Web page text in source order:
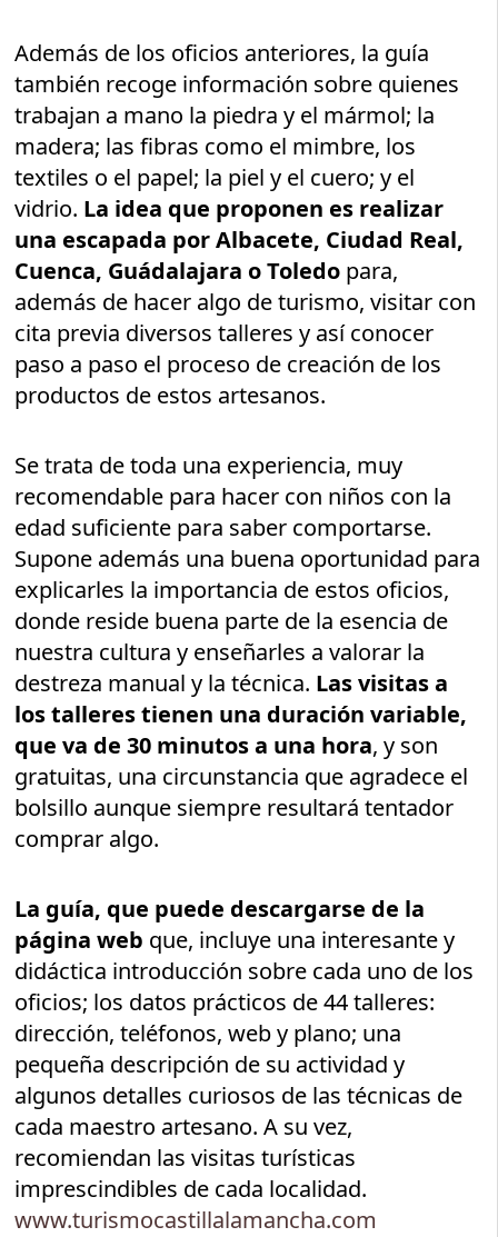
Además de los oficios anteriores, la guía
también recoge información sobre quienes
trabajan a mano la piedra y el mármol; la
madera; las fibras como el mimbre, los
textiles o el papel; la piel y el cuero; y el
vidrio. La idea que proponen es realizar
una escapada por Albacete, Ciudad Real,
Cuenca, Guádalajara o Toledo para,
además de hacer algo de turismo, visitar con
cita previa diversos talleres y así conocer
paso a paso el proceso de creación de los
productos de estos artesanos.
Se trata de toda una experiencia, muy
recomendable para hacer con niños con la
edad suficiente para saber comportarse.
Supone además una buena oportunidad para
explicarles la importancia de estos oficios,
donde reside buena parte de la esencia de
nuestra cultura y enseñarles a valorar la
destreza manual y la técnica. Las visitas a
los talleres tienen una duración variable,
que va de 30 minutos a una hora, y son
gratuitas, una circunstancia que agradece el
bolsillo aunque siempre resultará tentador
comprar algo.
La guía, que puede descargarse de la
página web que, incluye una interesante y
didáctica introducción sobre cada uno de los
oficios; los datos prácticos de 44 talleres:
dirección, teléfonos, web y plano; una
pequeña descripción de su actividad y
algunos detalles curiosos de las técnicas de
cada maestro artesano. A su vez,
recomiendan las visitas turísticas
imprescindibles de cada localidad.
www.turismocastillalamancha.com